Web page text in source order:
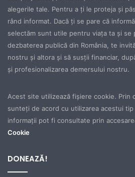
alegerile tale. Pentru a ţi le proteja şi
rând informat. Dacă ţi se pare că
selectăm sunt utile pentru viaţa ta şi se
dezbaterea publică din România, te
nostru şi altora şi să susţii financiar,
şi profesionalizarea demersului nostru.
Acest site utilizează fișiere cookie. Prin
sunteți de acord cu utilizarea acestui
informații pot fi consultate prin
Cookie
DONEAZĂ!